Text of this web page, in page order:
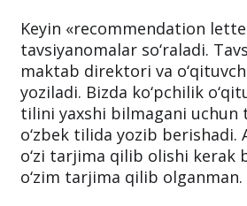
Keyin «recommendation
tavsiyanomalar so‘raladi.
maktab direktori va
yoziladi. Bizda ko‘pchilik
tilini yaxshi bilmagani uchun
o‘zbek tilida yozib
o‘zi tarjima qilib olishi kerak
o‘zim tarjima qilib olganman.